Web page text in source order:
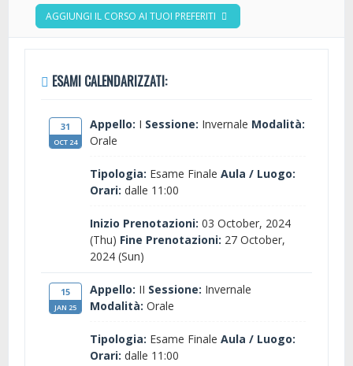
AGGIUNGI IL CORSO AI TUOI PREFERITI
ESAMI CALENDARIZZATI:
31
OCT 24
Appello: I Sessione: Invernale Modalità:
Orale
Tipologia: Esame Finale Aula / Luogo:
Orari: dalle 11:00
Inizio Prenotazioni: 03 October, 2024
(Thu) Fine Prenotazioni: 27 October,
2024 (Sun)
15
JAN 25
Appello: II Sessione: Invernale
Modalità: Orale
Tipologia: Esame Finale Aula / Luogo:
Orari: dalle 11:00